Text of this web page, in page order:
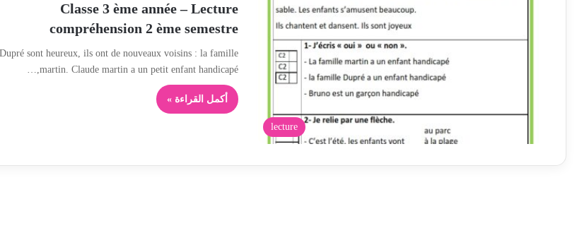
lecture
Classe 3 ème année – Lecture
compréhension 2 ème semestre
sont heureux, ils ont de nouveaux voisins : la famille
martin. Claude martin a un petit enfant handicapé,…
أكمل القراءة »